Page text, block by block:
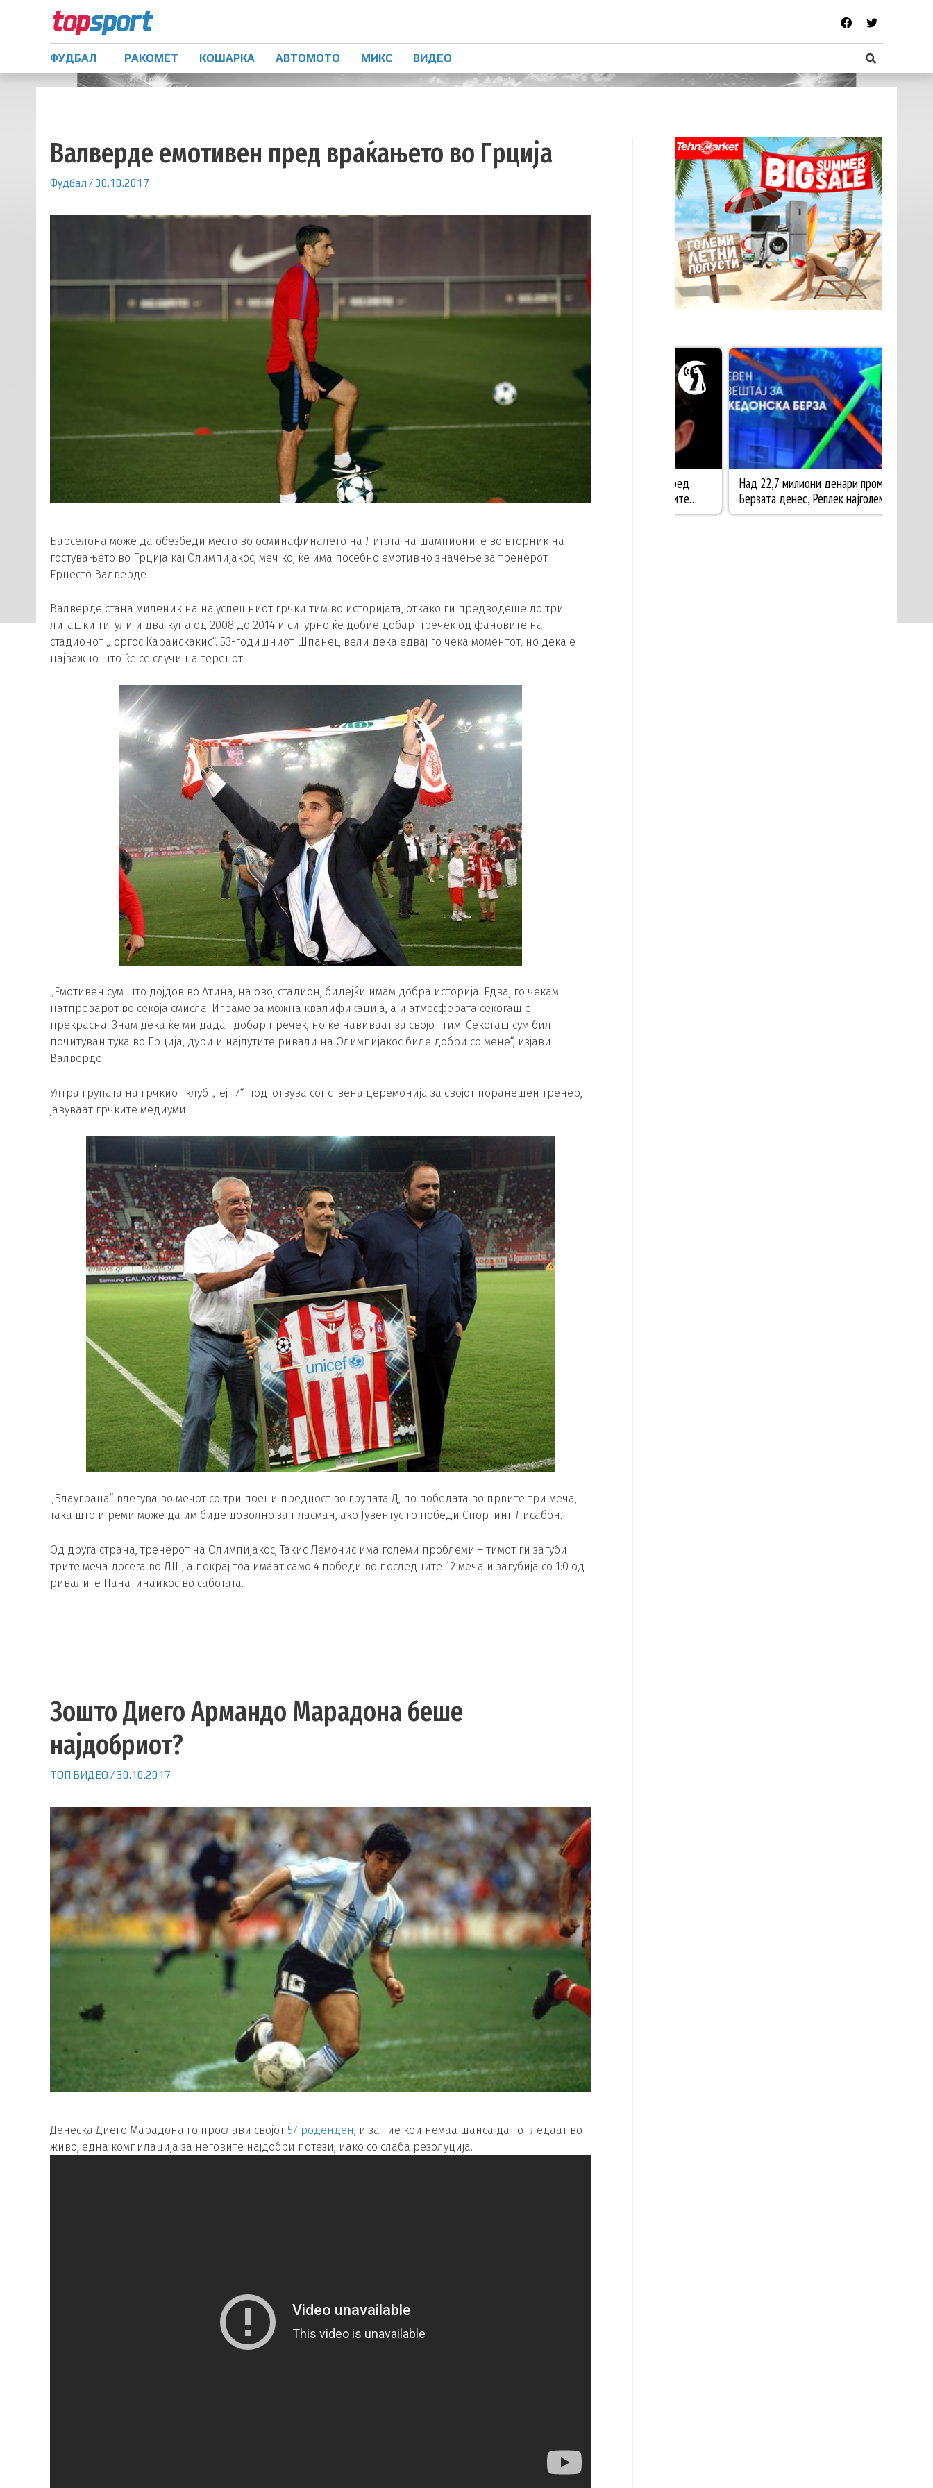
ФУДБАЛ РАКОМЕТ КОШАРКА АВТОМОТО МИКС ВИДЕО
Валверде емотивен пред враќањето во Грција
Фудбал / 30.10.2017
Барселона може да обезбеди место во осминафиналето на Лигата на шампионите во вторник на
гостувањето во Грција кај Олимпијакос, меч кој ќе има посебно емотивно значење за тренерот
Ернесто Валверде
Валверде стана миленик на најуспешниот грчки тим во историјата, откако ги предводеше до три
лигашки титули и два купа од 2008 до 2014 и сигурно ќе добие добар пречек од фановите на
стадионот „Јоргос Караискакис“. 53-годишниот Шпанец вели дека едвај го чека моментот, но дека е
најважно што ќе се случи на теренот.
„Емотивен сум што дојдов во Атина, на овој стадион, бидејќи имам добра историја. Едвај го чекам
натпреварот во секоја смисла. Играме за можна квалификација, а и атмосферата секогаш е
прекрасна. Знам дека ќе ми дадат добар пречек, но ќе навиваат за својот тим. Секогаш сум бил
почитуван тука во Грција, дури и најлутите ривали на Олимпијакос биле добри со мене“, изјави
Валверде.
Ултра групата на грчкиот клуб „Гејт 7“ подготвува сопствена церемонија за својот поранешен тренер,
јавуваат грчките медиуми.
„Блауграна“ влегува во мечот со три поени предност во групата Д, по победата во првите три меча,
така што и реми може да им биде доволно за пласман, ако Јувентус го победи Спортинг Лисабон.
Од друга страна, тренерот на Олимпијакос, Такис Лемонис има големи проблеми – тимот ги загуби
трите меча досега во ЛШ, а покрај тоа имаат само 4 победи во последните 12 меча и загубија со 1:0 од
ривалите Панатинаикос во саботата.
Зошто Диего Армандо Марадона беше
најдобриот?
ТОП ВИДЕО / 30.10.2017
Денеска Диего Марадона го прослави својот 57 роденден , и за тие кои немаа шанса да го гледаат во
живо, една компилација за неговите најдобри потези, иако со слаба резолуција.